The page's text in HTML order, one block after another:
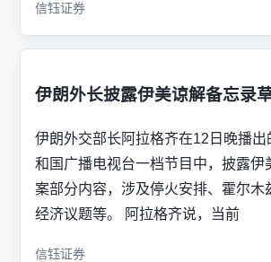
信钰证券
伊朗外长披露伊美谅解备忘录
伊朗外交部长阿拉格齐在12日晚播
和国广播电视台一档节目中，披露伊
案部分内容，涉及停火安排、霍尔木
经济议题等。 阿拉格齐说，当前
信钰证券